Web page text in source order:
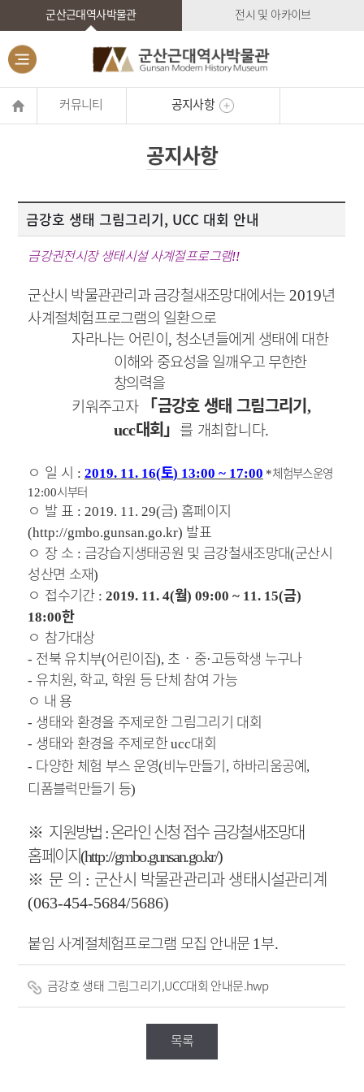
군산근대역사박물관 전시 및 아카이브
커뮤니티 공지사항
공지사항
금강호 생태 그림그리기, UCC 대회 안내
금강권전시장 생태시설 사계절프로그램!!
군산시 박물관관리과 금강철새조망대에서는 2019년
사계절체험프로그램의 일환으로
자라나는 어린이, 청소년들에게 생태에 대한
이해와중요성을 일깨우고무한한
창의력을
키워주고자 「금강호 생태 그림그리기,
ucc대회」 를 개최합니다.
ㅇ 일 시 : 2019. 11. 16(토) 13:00 ~ 17:00 *체험부스운영
12:00시부터
ㅇ 발 표 : 2019. 11. 29(금) 홈페이지
(http://gmbo.gunsan.go.kr) 발표
ㅇ 장 소 : 금강습지생태공원 및 금강철새조망대(군산시
성산면 소재)
ㅇ 접수기간 : 2019. 11. 4(월) 09:00 ~ 11. 15(금)
18:00한
ㅇ 참가대상
- 전북 유치부(어린이집), 초 ‧ 중·고등학생 누구나
- 유치원, 학교, 학원 등 단체 참여 가능
ㅇ 내 용
- 생태와 환경을 주제로한 그림그리기 대회
- 생태와 환경을 주제로한ucc대회
- 다양한 체험 부스 운영(비누만들기, 하바리움공예,
디폼블럭만들기 등)
※ 지원방법 :온라인 신청 접수 금강철새조망대
홈페이지(http://gmbo.gunsan.go.kr/)
※ 문 의 : 군산시 박물관관리과 생태시설관리계
(063-454-5684/5686)
붙임 사계절체험프로그램 모집 안내문 1 부.
금강호 생태 그림그리기,UCC대회 안내문.hwp
목록